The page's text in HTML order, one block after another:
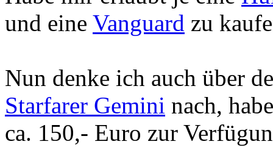
und eine Vanguard zu
Nun denke ich auch über
Starfarer Gemini nach,
ca. 150,- Euro zur